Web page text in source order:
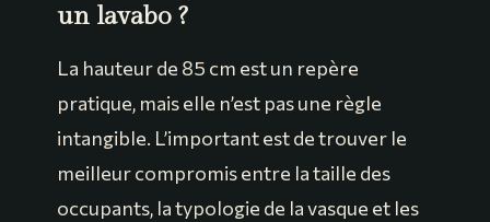
un lavabo ?
La hauteur de 85 cm est un repère
pratique, mais elle n’est pas une règle
intangible. L’important est de trouver le
meilleur compromis entre la taille des
occupants, la typologie de la vasque et les